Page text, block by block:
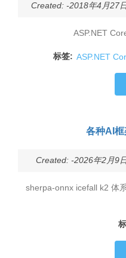
Created: -2018年4月27
ASP.NET
标签: ASP.NET
各种AI
Created: -2026年2月9
sherpa-onnx icefall k2 体